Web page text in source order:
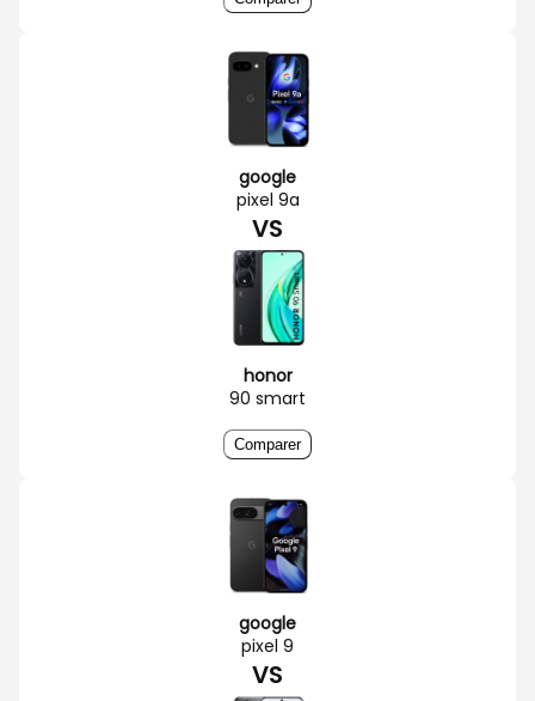
google
pixel 9a
VS
honor
90 smart
Comparer
google
pixel 9
VS